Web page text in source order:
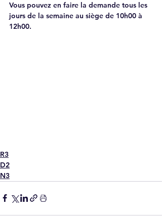
Vous pouvez en faire la demande tous les
jours de la semaine au siège de 10h00 à
12h00.
R3
D2
N3